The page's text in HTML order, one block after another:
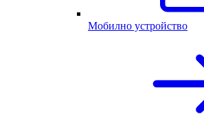
Мобилно устройство